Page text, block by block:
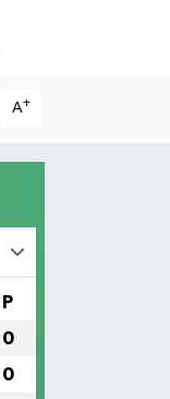
A+
P
0
0